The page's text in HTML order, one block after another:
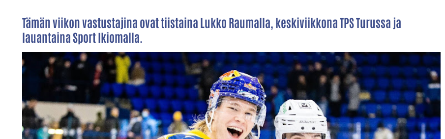
Tämän viikon vastustajina ovat tiistaina Lukko Raumalla, keskiviikkona TPS Turussa ja
lauantaina Sport Ikiomalla.